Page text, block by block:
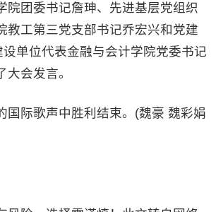
院团委书记詹珅、先进基层党组织
教工第三党支部书记乔宏兴和党建
设单位代表金融与会计学院党委书记
大会发言。
际歌声中胜利结束。(魏豪 魏彩娟